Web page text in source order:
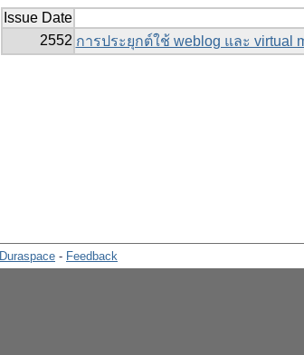
Issue Date
2552 การประยุกต์ใช้ weblog และ virtual
Duraspace - Feedback